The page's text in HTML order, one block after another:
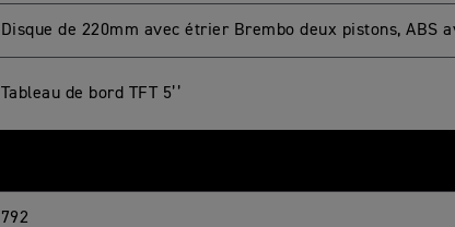
Disque de 220mm avec étrier Brembo deux pistons, ABS
Tableau de bord TFT 5’’
792